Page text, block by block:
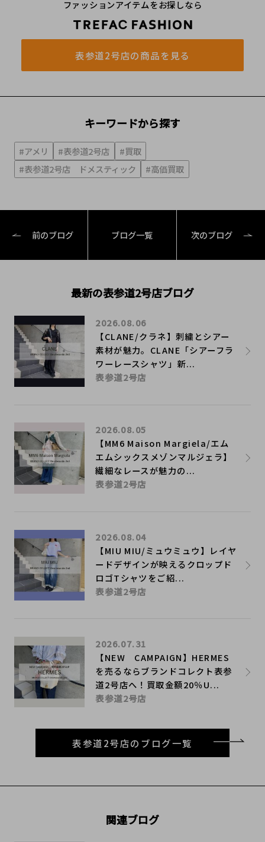
ファッションアイテムをお探しなら
表参道2号店の商品を見る
キーワードから探す
#アメリ #表参道2号店
#買取
#表参道2号店 ドメスティック
#高価買取
前のブログ ブログ一覧 次のブログ
最新の表参道2号店ブログ
【CLANE/クラネ】刺繍とシアー
素材が魅力。CLANE「シアーフラ
ワーレースシャツ」新...
2026.08.06
表参道2号店
【MM6 Maison Margiela/エム
エムシックスメゾンマルジェラ】
繊細なレースが魅力の...
2026.08.05
表参道2号店
【MIU MIU/ミュウミュウ】レイヤ
ードデザインが映えるクロップド
ロゴTシャツをご紹...
2026.08.04
表参道2号店
【NEW CAMPAIGN】HERMES
を売るならブランドコレクト表参
道2号店へ！買取金額20％U...
2026.07.31
表参道2号店
表参道2号店のブログ一覧
関連ブログ